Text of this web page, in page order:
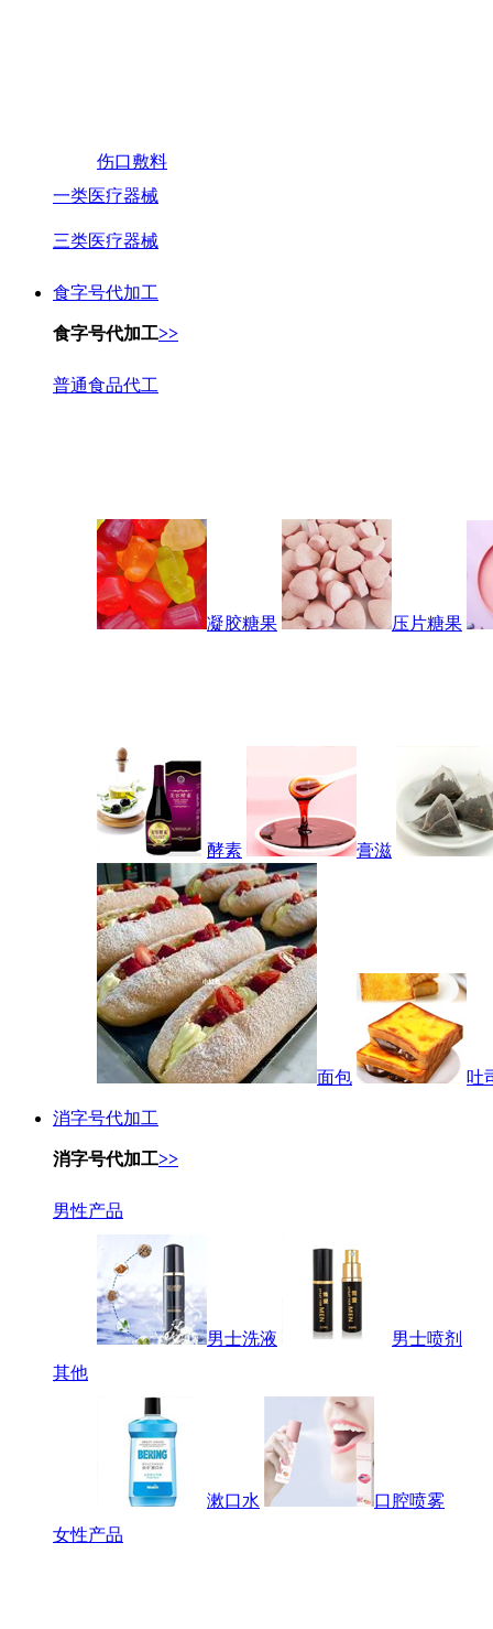
伤口敷料
一类医疗器械
三类医疗器械
食字号代加工
食字号代加工>>
普通食品代工
凝胶糖果 压片糖果
酵素 膏滋
面包 吐
消字号代加工
消字号代加工>>
男性产品
男士洗液
男士喷剂
其他
漱口水
口腔喷雾
女性产品